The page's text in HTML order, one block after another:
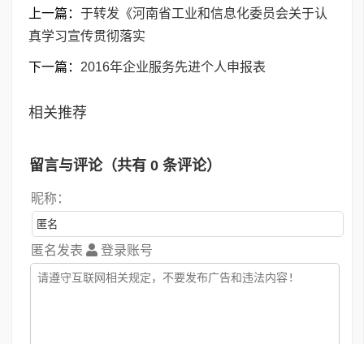
上一篇： 于转发《河南省工业和信息化委员会关于认
真学习宣传贯彻落实
下一篇： 2016年企业服务先进个人申报表
相关推荐
留言与评论（共有 0 条评论）
昵称：
匿名发表 登录账号